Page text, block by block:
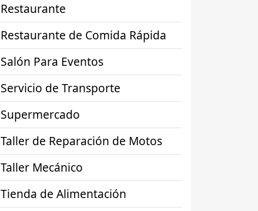
Restaurante
Restaurante de Comida Rápida
Salón Para Eventos
Servicio de Transporte
Supermercado
Taller de Reparación de Motos
Taller Mecánico
Tienda de Alimentación